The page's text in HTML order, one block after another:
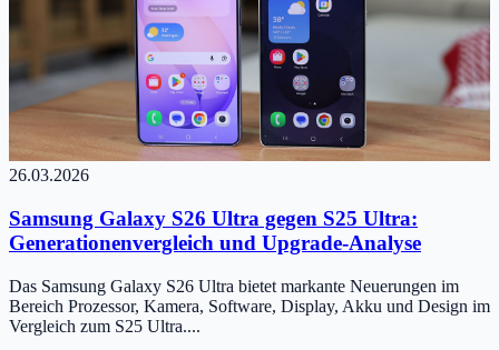
26.03.2026
Samsung Galaxy S26 Ultra gegen S25 Ultra:
Generationenvergleich und Upgrade-Analyse
Das Samsung Galaxy S26 Ultra bietet markante Neuerungen im
Bereich Prozessor, Kamera, Software, Display, Akku und Design im
Vergleich zum S25 Ultra....